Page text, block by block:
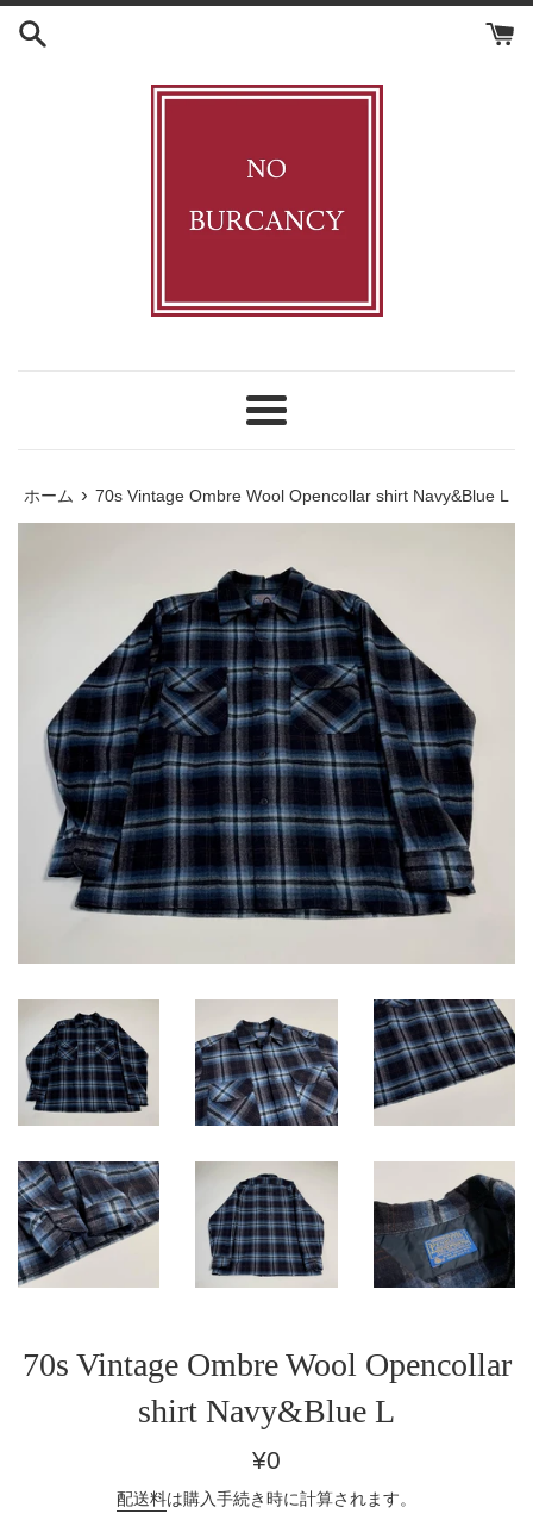
コ
メ
ー
ホーム › 70s Vintage Ombre Wool Opencollar shirt Navy&Blue L
70s Vintage Ombre Wool Opencollar
shirt Navy&Blue L
通
価
¥0
配送料は購入手続き時に計算されます。